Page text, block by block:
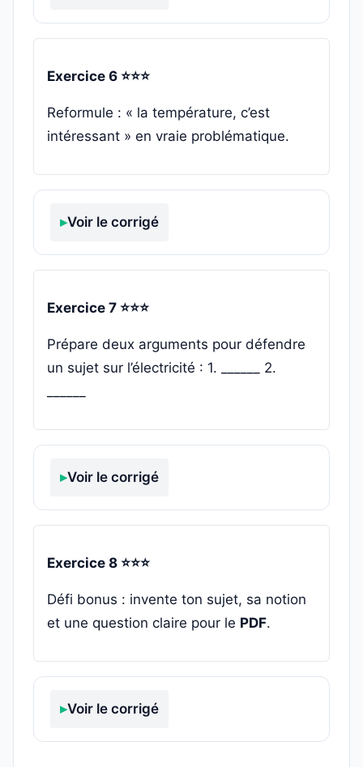
Exercice 6 ⭐⭐⭐
Reformule : « la température, c’est
intéressant » en vraie problématique.
Voir le corrigé
Exercice 7 ⭐⭐⭐
Prépare deux arguments pour défendre
un sujet sur l’électricité : 1. ______ 2.
Voir le corrigé
Exercice 8 ⭐⭐⭐
Défi bonus : invente ton sujet, sa notion
et une question claire pour le PDF.
Voir le corrigé